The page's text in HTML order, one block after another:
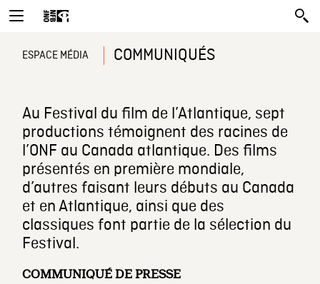
ESPACE MÉDIA COMMUNIQUÉS
Au Festival du film de l’Atlantique, sept
productions témoignent des racines de
l’ONF au Canada atlantique. Des films
présentés en première mondiale,
d’autres faisant leurs débuts au Canada
et en Atlantique, ainsi que des
classiques font partie de la sélection du
Festival.
COMMUNIQUÉ DE PRESSE